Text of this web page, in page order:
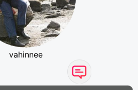
vahinnee